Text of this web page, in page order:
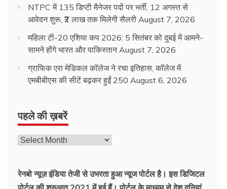
NTPC में 135 डिप्टी मैनेजर पदों पर भर्ती, 12 अगस्त से
आवेदन शुरू, ₹2 लाख तक मिलेगी सैलरी August 7, 2026
महिला टी-20 एशिया कप 2026: 5 सितंबर को दुबई में आमने-
सामने होंगे भारत और पाकिस्तान August 7, 2026
ग्राफिक एरा मेडिकल कॉलेज ने रचा इतिहास, कॉलेज में
एमबीबीएस की सीटें बढ़कर हुईं 250 August 6, 2026
पहले की ख़बरें
रेनबो न्यूज़ इंडिया तेजी से उभरता हुआ न्‍यूज पोर्टल है। इस डिजिटल